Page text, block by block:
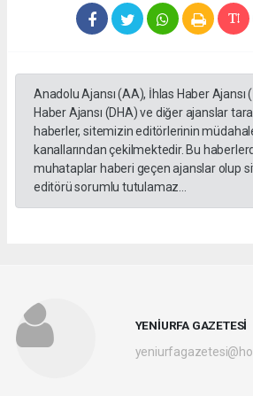
Anadolu Ajansı (AA), İhlas Haber Ajansı
Haber Ajansı (DHA) ve diğer ajanslar
haberler, sitemizin editörlerinin
kanallarından çekilmektedir. Bu
muhataplar haberi geçen ajanslar olup
editörü sorumlu tutulamaz...
YENİURFA GAZETESİ